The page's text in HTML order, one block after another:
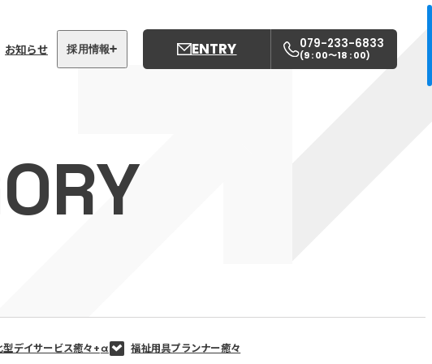
癒々＋
姫路中央保育園
お知らせ 採用情報 ENTRY 079-233-6833
(9 : 00〜18 : 00)
型デイサービス癒々+α 福祉用具プランナー癒々